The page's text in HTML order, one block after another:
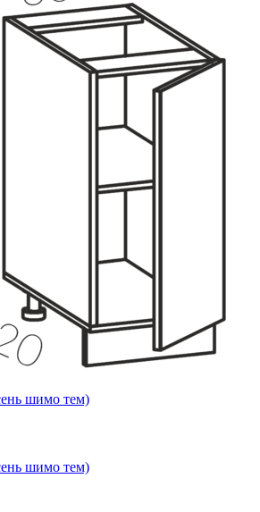
шимо тем)
шимо тем)